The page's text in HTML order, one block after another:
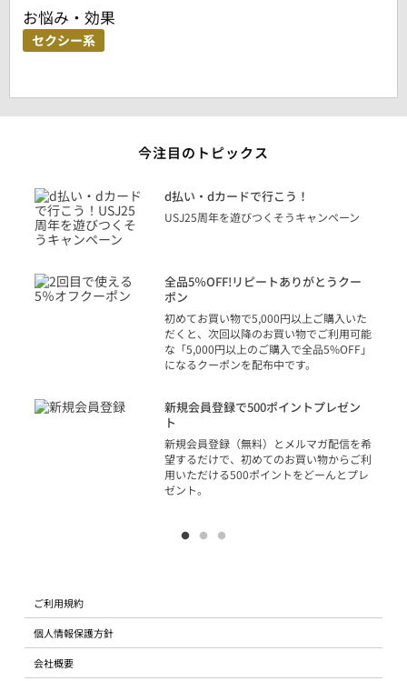
お悩み・効果
セクシー系
今注目のトピックス
d払い・dカードで行こう！
USJ25周年を遊びつくそうキャンペーン
全品5％OFF!リピートありがとうクー
ポン
初めてお買い物で5,000円以上ご購入いた
だくと、次回以降のお買い物でご利用可能
な「5,000円以上のご購入で全品5%OFF」
になるクーポンを配布中です。
新規会員登録で500ポイントプレゼン
ト
新規会員登録（無料）とメルマガ配信を希
望するだけで、初めてのお買い物からご利
用いただける500ポイントをどーんとプレ
ゼント。
ご利用規約
個人情報保護方針
会社概要